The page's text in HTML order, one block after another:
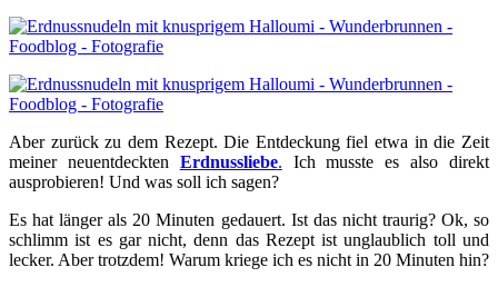
Aber zurück zu dem Rezept. Die Entdeckung fiel etwa in die Zeit
meiner neuentdeckten Erdnussliebe. Ich musste es also direkt
ausprobieren! Und was soll ich sagen?
Es hat länger als 20 Minuten gedauert. Ist das nicht traurig? Ok, so
schlimm ist es gar nicht, denn das Rezept ist unglaublich toll und
lecker. Aber trotzdem! Warum kriege ich es nicht in 20 Minuten hin?